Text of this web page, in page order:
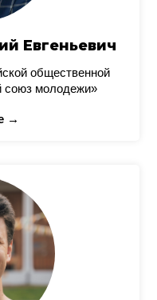
Евгеньевич
общественной
союз молодежи»
→